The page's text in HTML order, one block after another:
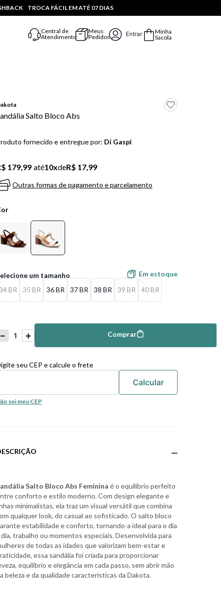
TROCA FÁCIL EM ATÉ 07 DIAS
Central de
Atendimento
Meus
Pedidos
Entrar
Minha
Sacola
Salto Bloco Abs
fornecido e entregue por: Di Gaspi
179,99 até10xdeR$ 17,99
Outras formas de pagamento e parcelamento
BR 35 BR 36 BR 37 BR 38 BR 39 BR 40 BR
Em estoque
＋
－ Comprar
seu CEP e calcule o frete
sei meu CEP
Salto Bloco Abs Feminina é o equilíbrio perfeito
conforto e estilo moderno. Com design elegante e
minimalistas, ela traz um visual versátil que combina
qualquer look, do casual ao sofisticado. O salto bloco
estabilidade e conforto, tornando-a ideal para o dia
dia, trabalho ou momentos especiais. Desenvolvida para
de todas as idades que valorizam bem-estar e
essa sandália foi criada para proporcionar
equilíbrio e elegância em cada passo, sem abrir mão
beleza e da qualidade características da Dakota.